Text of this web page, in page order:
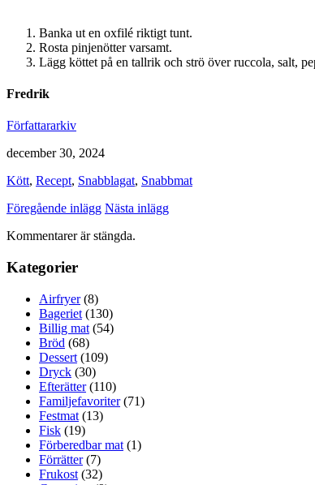
Banka ut en oxfilé riktigt tunt.
Rosta pinjenötter varsamt.
Lägg köttet på en tallrik och strö över ruccola, salt,
Fredrik
Författararkiv
december 30, 2024
Kött, Recept, Snabblagat, Snabbmat
Föregående inlägg Nästa inlägg
Kommentarer är stängda.
Kategorier
Airfryer(8)
Bageriet (130)
Billig mat (54)
Bröd (68)
Dessert (109)
Dryck (30)
Efterätter(110)
Familjefavoriter(71)
Festmat (13)
Fisk (19)
Förberedbar mat (1)
Förrätter(7)
Frukost (32)